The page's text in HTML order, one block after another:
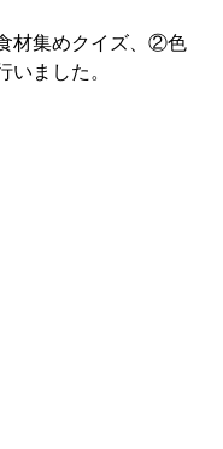
材集めクイズ、②色
ました。